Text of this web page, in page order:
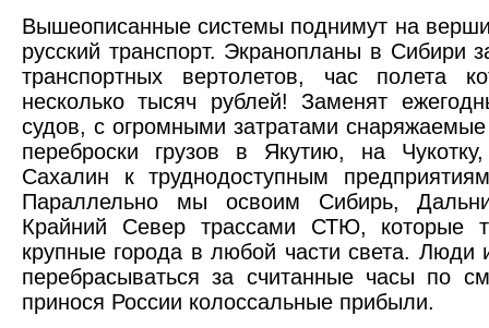
Вышеописанные системы поднимут на
русский транспорт. Экранопланы в Сибири
транспортных вертолетов, час полета
несколько тысяч рублей! Заменят
судов, с огромными затратами
переброски грузов в Якутию, на
Сахалин к труднодоступным
Параллельно мы освоим Сибирь,
Крайний Север трассами СТЮ, которые
крупные города в любой части света. Люди
перебрасываться за считанные часы по
принося России колоссальные прибыли.